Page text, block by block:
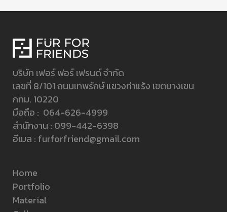
บริษัท เฟอร์ ฟอร์ เฟรนด์ จำกัด
เลขที่ 8/101 ถนนเทพรักษ์ แขวงท่าแร้ง เขตบางเขน
กทม. 10220
มือถือ : 064-626-4999
สำนักงาน : 099-442-6398
อีเมล : furforfriend@gmail.com
Home
Portfolio
Material